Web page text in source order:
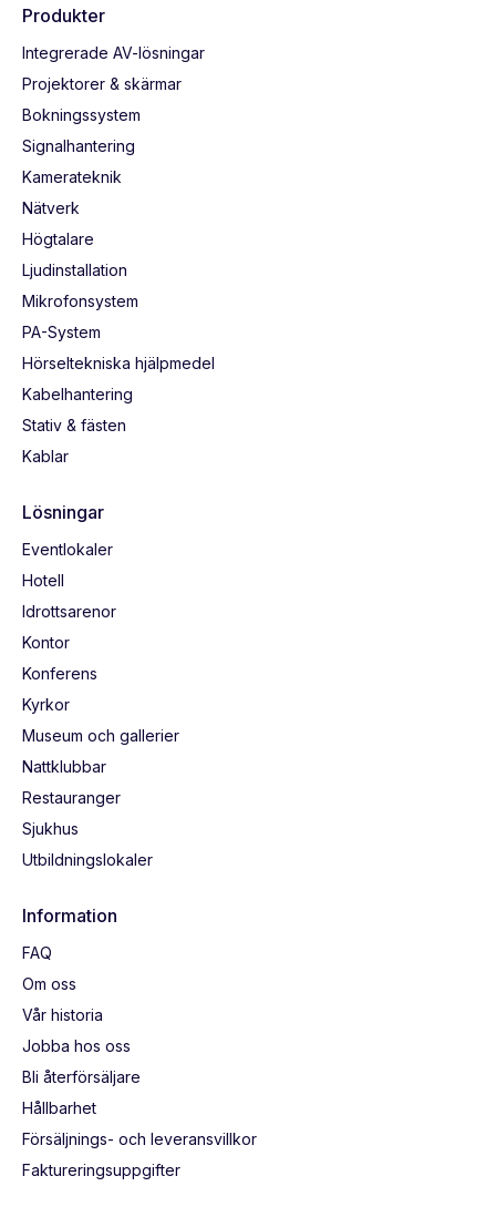
Produkter
Integrerade AV-lösningar
Projektorer & skärmar
Bokningssystem
Signalhantering
Kamerateknik
Nätverk
Högtalare
Ljudinstallation
Mikrofonsystem
PA-System
Hörseltekniska hjälpmedel
Kabelhantering
Stativ & fästen
Kablar
Lösningar
Eventlokaler
Hotell
Idrottsarenor
Kontor
Konferens
Kyrkor
Museum och gallerier
Nattklubbar
Restauranger
Sjukhus
Utbildningslokaler
Information
FAQ
Om oss
Vår historia
Jobba hos oss
Bli återförsäljare
Hållbarhet
Försäljnings- och leveransvillkor
Faktureringsuppgifter